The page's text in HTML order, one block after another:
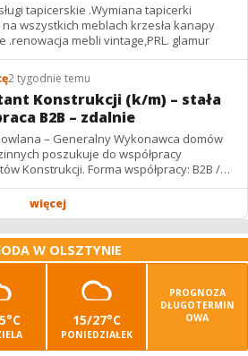
tapicerskie .Wymiana tapicerki
wszystkich meblach krzesła kanapy
sofy fotele .renowacja mebli vintage,PRL. glamur
2 tygodnie temu
Konstrukcji (k/m) – stała
B2B – zdalnie
– Generalny Wykonawca domów
poszukuje do współpracy
Forma współpracy: B2B /
– zdalnie. Wynagrodzenie: ✔
więcej
W OLSZTYNIE
15/27°C
PONIEDZIAŁEK
PROGNOZA
DŁUGOTERMIN
OWA